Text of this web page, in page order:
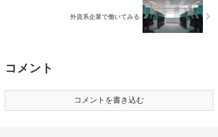
外資系企業で働いてみる
コメント
コメントを書き込む